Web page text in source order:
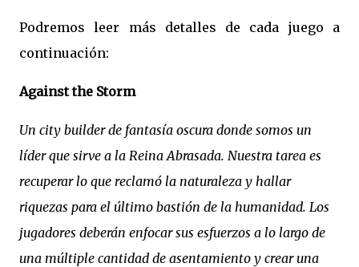
Podremos leer más detalles de cada juego a
continuación:
Against the Storm
Un city builder de fantasía oscura donde somos un
líder que sirve a la Reina Abrasada. Nuestra tarea es
recuperar lo que reclamó la naturaleza y hallar
riquezas para el último bastión de la humanidad. Los
jugadores deberán enfocar sus esfuerzos a lo largo de
una múltiple cantidad de asentamiento y crear una